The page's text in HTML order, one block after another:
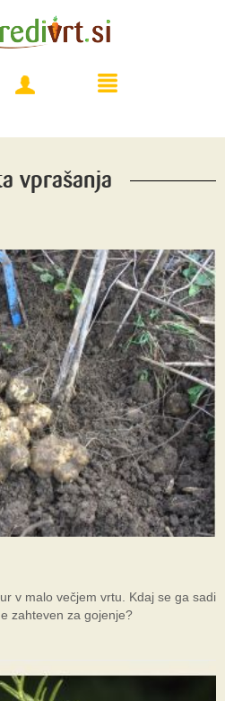
vprašanja
v malo večjem vrtu. Kdaj se ga sadi
zahteven za gojenje?